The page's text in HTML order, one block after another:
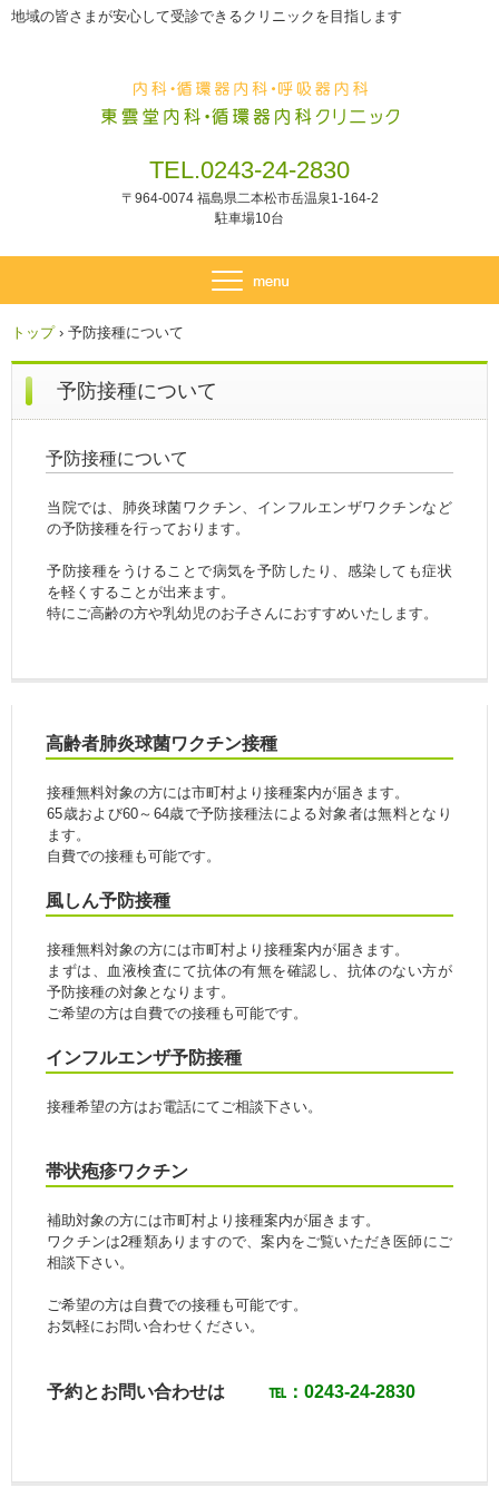
地域の皆さまが安心して受診できるクリニックを目指します
TEL.0243-24-2830
〒964-0074 福島県二本松市岳温泉1-164-2
駐車場10台
トップ › 予防接種について
予防接種について
予防接種について
当院では、肺炎球菌ワクチン、インフルエンザワクチンなど
の予防接種を行っております。
予防接種をうけることで病気を予防したり、感染しても症状
を軽くすることが出来ます。
特にご高齢の方や乳幼児のお子さんにおすすめいたします。
高齢者肺炎球菌ワクチン接種
接種無料対象の方には市町村より接種案内が届きます。
65歳および60～64歳で予防接種法による対象者は無料となり
ます。
自費での接種も可能です。
風しん予防接種
接種無料対象の方には市町村より接種案内が届きます。
まずは、血液検査にて抗体の有無を確認し、抗体のない方が
予防接種の対象となります。
ご希望の方は自費での接種も可能です。
インフルエンザ予防接種
接種希望の方はお電話にてご相談下さい。
帯状疱疹ワクチン
補助対象の方には市町村より接種案内が届きます。
ワクチンは2種類ありますので、案内をご覧いただき医師にご
相談下さい。
ご希望の方は自費での接種も可能です。
お気軽にお問い合わせください。
予約とお問い合わせは ℡：0243-24-2830